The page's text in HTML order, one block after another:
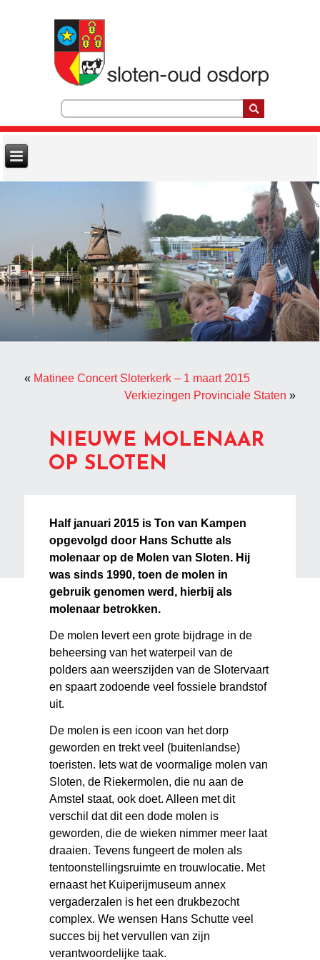
« Matinee Concert Sloterkerk – 1 maart 2015
Verkiezingen Provinciale Staten »
NIEUWE MOLENAAR
OP SLOTEN
Half januari 2015 is Ton van Kampen
opgevolgd door Hans Schutte als
molenaar op de Molen van Sloten. Hij
was sinds 1990, toen de molen in
gebruik genomen werd, hierbij als
molenaar betrokken.
De molen levert een grote bijdrage in de
beheersing van het waterpeil van de
polders aan weerszijden van de Slotervaart
en spaart zodoende veel fossiele brandstof
uit.
De molen is een icoon van het dorp
geworden en trekt veel (buitenlandse)
toeristen. Iets wat de voormalige molen van
Sloten, de Riekermolen, die nu aan de
Amstel staat, ook doet. Alleen met dit
verschil dat dit een dode molen is
geworden, die de wieken nimmer meer laat
draaien. Tevens fungeert de molen als
tentoonstellingsruimte en trouwlocatie. Met
ernaast het Kuiperijmuseum annex
vergaderzalen is het een drukbezocht
complex. We wensen Hans Schutte veel
succes bij het vervullen van zijn
verantwoordelijke taak.